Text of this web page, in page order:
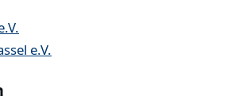
e.V.